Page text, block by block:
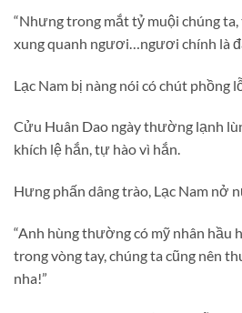
“Nhưng trong mắt tỷ muội chúng
xung quanh ngươi…ngươi chính là
Lạc Nam bị nàng nói có chút phồng
Cửu Huân Dao ngày thường lạnh
khích lệ hắn, tự hào vì hắn.
Hưng phấn dâng trào, Lạc Nam nở
“Anh hùng thường có mỹ nhân hầu
trong vòng tay, chúng ta cũng nên
nha!”